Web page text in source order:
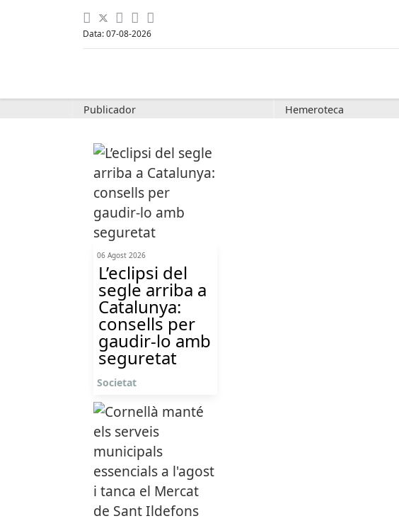
Data: 07-08-2026
Publicador Hemeroteca
06 Agost 2026
L’eclipsi del
segle arriba a
Catalunya:
consells per
gaudir-lo amb
seguretat
Societat